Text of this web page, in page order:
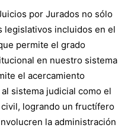
por Jurados no sólo
legislativos incluidos en el
permite el grado
en nuestro sistema
el acercamiento
sistema judicial como el
logrando un fructífero
la administración